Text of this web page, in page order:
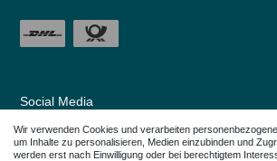
Social Media
Wir verwenden Cookies und verarbeiten
um Inhalte zu personalisieren, Medien einzubinden und
werden erst nach Einwilligung oder bei berechtigtem